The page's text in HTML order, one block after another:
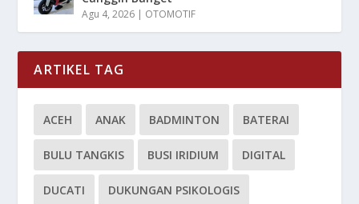
Agu 4, 2026 | OTOMOTIF
ARTIKEL TAG
ACEH ANAK BADMINTON BATERAI
BULU TANGKIS BUSI IRIDIUM DIGITAL
DUCATI DUKUNGAN PSIKOLOGIS